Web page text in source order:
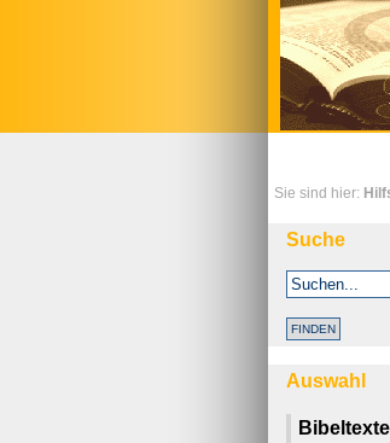
Sie sind hier:
Suche
Auswahl